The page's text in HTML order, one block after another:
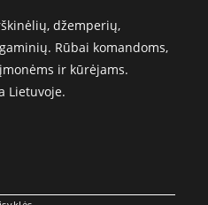
džemperių,
Rūbai komandoms,
ir kūrėjams.
Lietuvoje.